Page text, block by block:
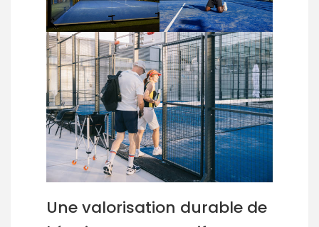
Une valorisation durable de